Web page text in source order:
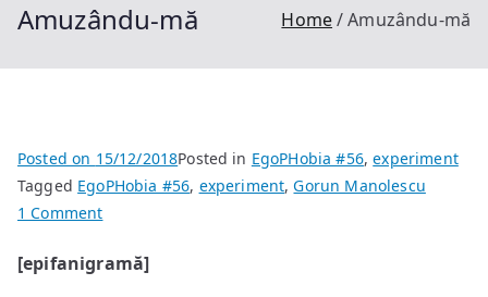
Amuzându-mă Home Amuzându-mă
Posted on 15/12/2018Posted in EgoPHobia #56,experiment
Tagged EgoPHobia #56, experiment,Gorun Manolescu
1 Commenton
mă
[epifanigramă]